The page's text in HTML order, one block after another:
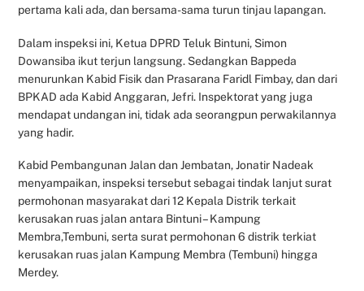
pertama kali ada, dan bersama-sama turun tinjau lapangan.
Dalam inspeksi ini, Ketua DPRD Teluk Bintuni, Simon
Dowansiba ikut terjun langsung. Sedangkan Bappeda
menurunkan Kabid Fisik dan Prasarana Faridl Fimbay, dan dari
BPKAD ada Kabid Anggaran, Jefri. Inspektorat yang juga
mendapat undangan ini, tidak ada seorangpun perwakilannya
yang hadir.
Kabid Pembangunan Jalan dan Jembatan, Jonatir Nadeak
menyampaikan, inspeksi tersebut sebagai tindak lanjut surat
permohonan masyarakat dari 12 Kepala Distrik terkait
kerusakan ruas jalan antara Bintuni – Kampung
Membra,Tembuni, serta surat permohonan 6 distrik terkiat
kerusakan ruas jalan Kampung Membra (Tembuni) hingga
Merdey.